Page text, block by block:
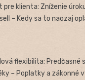
pre klienta: Zníženie
– Kedy sa to naozaj
flexibilita: Predčasné
– Poplatky a zákonné